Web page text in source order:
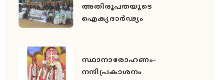
അതിരൂപതയുടെ
ഐക്യദാർഢ്യം
സ്ഥാനാരോഹണം-
നന്ദിപ്രകാശനം